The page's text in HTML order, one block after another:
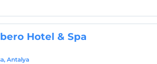
Hotel & Spa
Antalya